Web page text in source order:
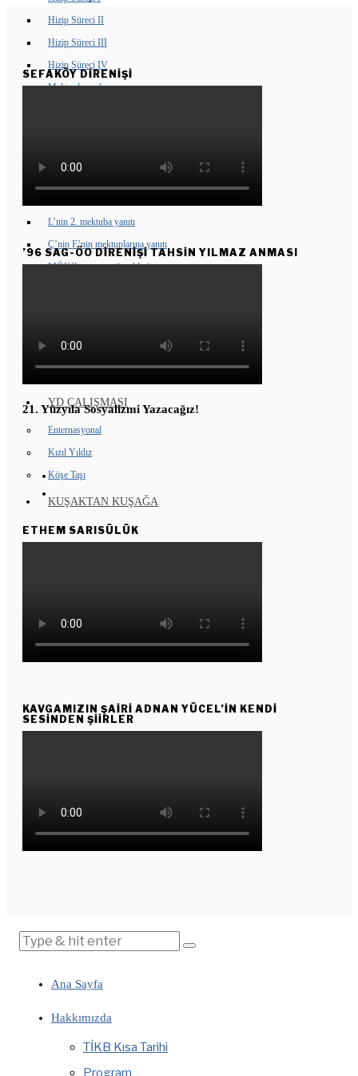
Hizip Süreci II
Hizip Süreci III
Hizip Süreci IV
Mektuplaşmalar
L’nin 2. mektuba yanıtı
Ç’nin F’nin mektuplarına yanıtı
MÖK’le yazışma örnekleri
ÖLÜMSÜZLERIMIZ
GENÇ KOMÜNARLAR
YD ÇALIŞMASI
Enternasyonal
Kızıl Yıldız
Köşe Taşı
KUŞAKTAN KUŞAĞA
SEFAKÖY DIRENIŞI
’96 SAG-ÖO DİRENİŞİ TAHSİN YILMAZ ANMASI
21. Yüzyıla Sosyalizmi Yazacağız!
ETHEM SARISÜLÜK
KAVGAMIZIN ŞAIRI ADNAN YÜCEL’IN KENDI
SESINDEN ŞIIRLER
Ana Sayfa
Hakkımızda
TİKB Kısa Tarihi
Program